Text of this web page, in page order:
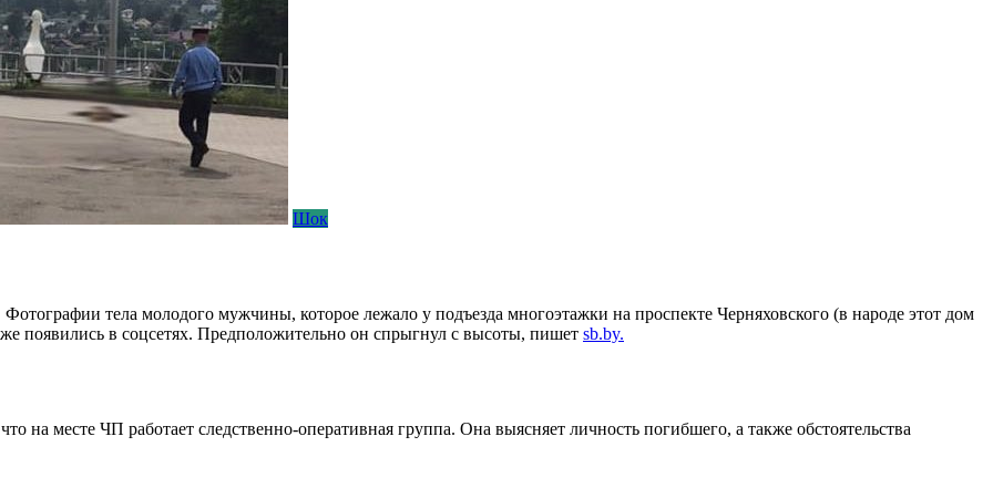
Шок
тела молодого мужчины, которое лежало у подъезда многоэтажки на проспекте Черняховского (в народе этот дом
появились в соцсетях. Предположительно он спрыгнул с высоты, пишет sb.by.
на месте ЧП работает следственно-оперативная группа. Она выясняет личность погибшего, а также обстоятельства